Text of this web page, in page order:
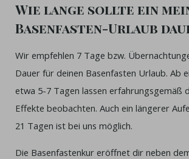
Wie lange sollte ein
Basenfasten-Urlaub
Wir empfehlen 7 Tage bzw.
Dauer für deinen Basenfasten Urlaub. Ab
etwa 5-7 Tagen lassen erfahrungsgemäß
Effekte beobachten. Auch ein längerer
21 Tagen ist bei uns möglich.
Die Basenfastenkur eröffnet dir neben